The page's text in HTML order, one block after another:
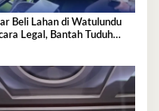
Beli Lahan di Watulundu
Legal, Bantah Tuduh